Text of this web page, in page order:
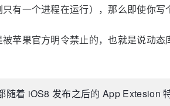
有一个进程在运行），那么即使你
苹果官方明令禁止的，也就是说动
随着 iOS8 发布之后的 App Extesion